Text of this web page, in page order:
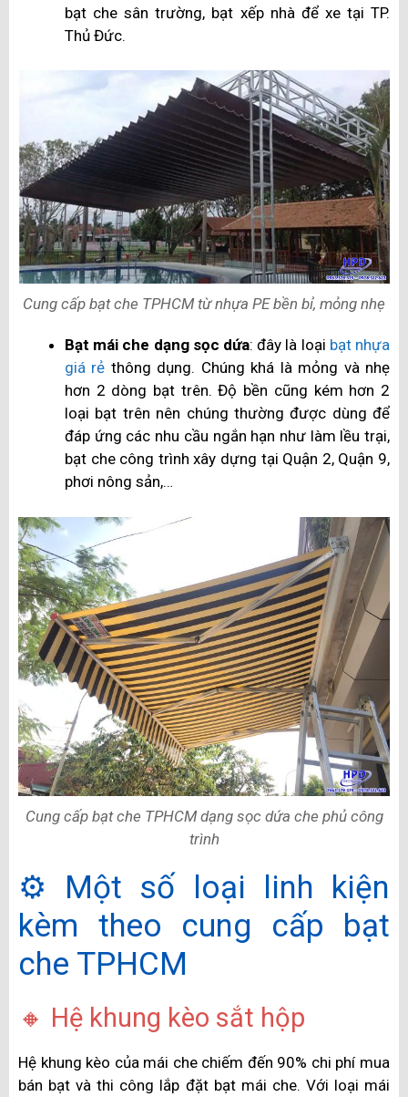
bạt che sân trường, bạt xếp nhà để xe tại TP.
Thủ Đức.
Cung cấp bạt che TPHCM từ nhựa PE bền bỉ, mỏng nhẹ
Bạt mái che dạng sọc dứa: đây là loại bạt nhựa
giá rẻ thông dụng. Chúng khá là mỏng và nhẹ
hơn 2 dòng bạt trên. Độ bền cũng kém hơn 2
loại bạt trên nên chúng thường được dùng để
đáp ứng các nhu cầu ngắn hạn như làm lều trại,
bạt che công trình xây dựng tại Quận 2, Quận 9,
phơi nông sản,…
Cung cấp bạt che TPHCM dạng sọc dứa che phủ công
trình
⚙️ Một số loại linh kiện
kèm theo cung cấp bạt
che TPHCM
🔸 Hệ khung kèo sắt hộp
Hệ khung kèo của mái che chiếm đến 90% chi phí mua
bán bạt và thi công lắp đặt bạt mái che. Với loại mái